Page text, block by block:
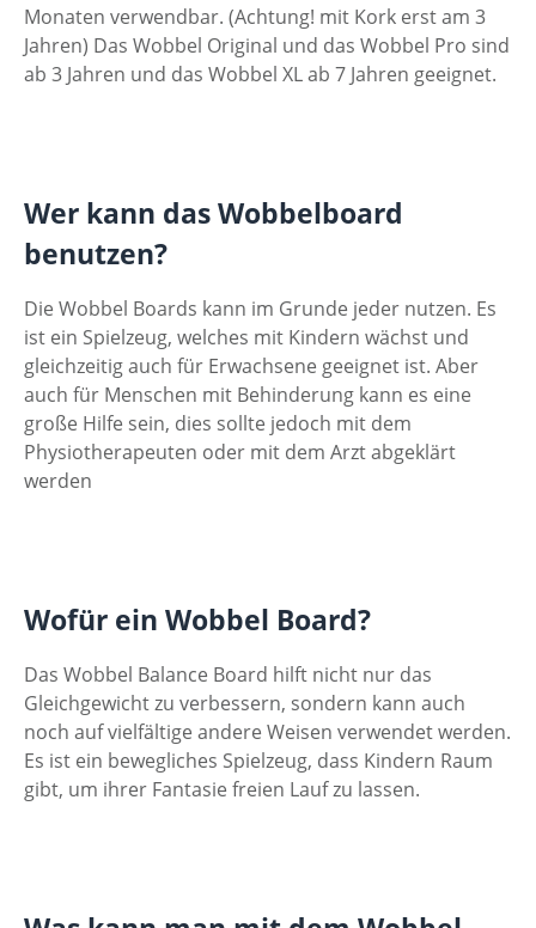
Monaten verwendbar. (Achtung! mit Kork erst am 3
Jahren) Das Wobbel Original und das Wobbel Pro sind
ab 3 Jahren und das Wobbel XL ab 7 Jahren geeignet.
Wer kann das Wobbelboard
benutzen?
Die Wobbel Boards kann im Grunde jeder nutzen. Es
ist ein Spielzeug, welches mit Kindern wächst und
gleichzeitig auch für Erwachsene geeignet ist. Aber
auch für Menschen mit Behinderung kann es eine
große Hilfe sein, dies sollte jedoch mit dem
Physiotherapeuten oder mit dem Arzt abgeklärt
werden
Wofür ein Wobbel Board?
Das Wobbel Balance Board hilft nicht nur das
Gleichgewicht zu verbessern, sondern kann auch
noch auf vielfältige andere Weisen verwendet werden.
Es ist ein bewegliches Spielzeug, dass Kindern Raum
gibt, um ihrer Fantasie freien Lauf zu lassen.